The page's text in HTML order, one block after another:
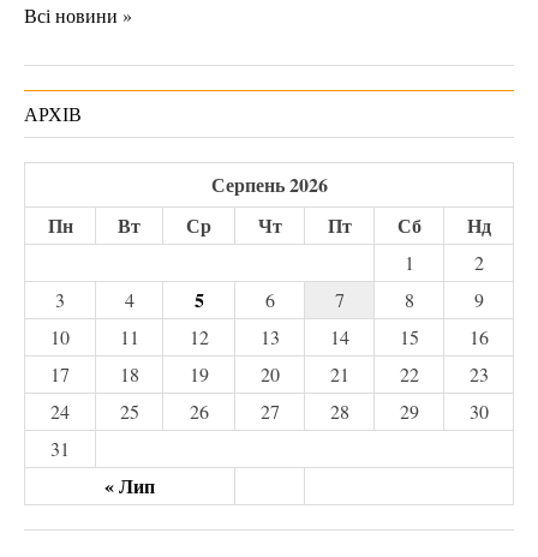
Всі новини »
АРХІВ
Серпень 2026
Пн
Вт Ср Чт Пт Сб Нд
« Лип
1
2
3
4 5 6 7 8
9
10
11 12 13 14 15
16
17
18 19 20 21 22
23
24
25 26 27 28 29
30
31